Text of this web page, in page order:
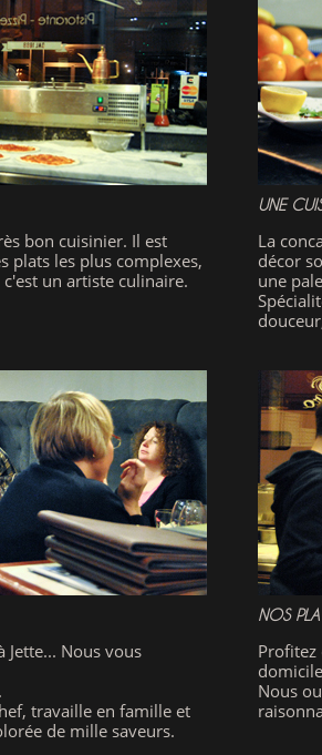
bon cuisinier. Il est
plats les plus complexes,
un artiste culinaire.
UNE
La
décor
une
Jette... Nous vous
travaille en famille et
de mille saveurs.
NOS
Profitez
Nous